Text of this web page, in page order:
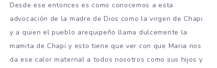
Desde ese entonces es como conocemos a esta
advocación de la madre de Dios como la virgen de Chapi
y a quien el pueblo arequipeño llama dulcemente la
mamita de Chapi y esto tiene que ver con que Maria nos
da ese calor maternal a todos nosotros como sus hijos y